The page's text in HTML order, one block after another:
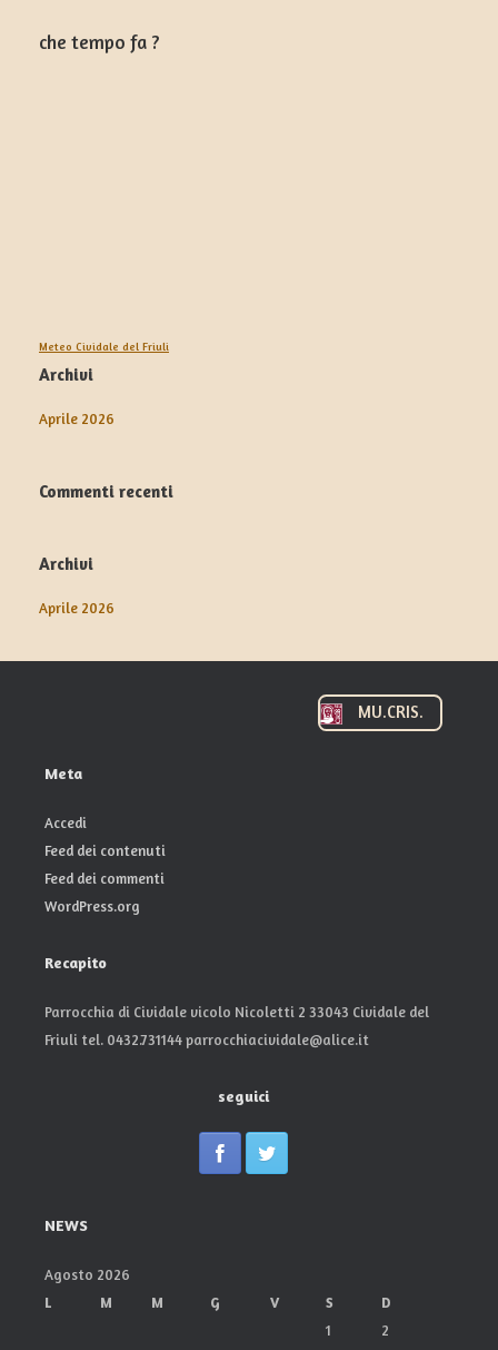
che tempo fa ?
Meteo Cividale del Friuli
Archivi
Aprile 2026
Commenti recenti
Archivi
Aprile 2026
MU.CRIS.
Meta
Accedi
Feed dei contenuti
Feed dei commenti
WordPress.org
Recapito
Parrocchia di Cividale vicolo Nicoletti 2 33043 Cividale del
Friuli tel. 0432.731144 parrocchiacividale@alice.it
seguici
NEWS
Agosto 2026
L
M M G V S
D
1
2